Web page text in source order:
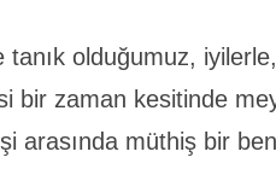
tanık olduğumuz,
bir zaman kesitinde
arasında müthiş bir